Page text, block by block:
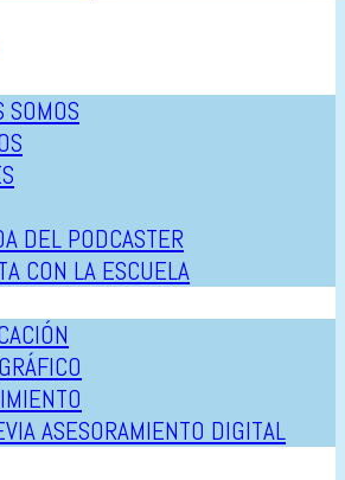
SOMOS
DEL PODCASTER
CON LA ESCUELA
ASESORAMIENTO DIGITAL